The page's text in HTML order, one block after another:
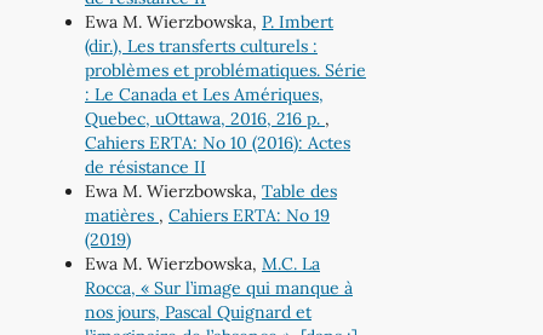
Ewa M. Wierzbowska, P. Imbert
(dir.), Les transferts culturels :
problèmes et problématiques. Série
: Le Canada et Les Amériques,
Quebec, uOttawa, 2016, 216 p. ,
Cahiers ERTA: No 10 (2016): Actes
de résistance II
Ewa M. Wierzbowska, Table des
matières , Cahiers ERTA: No 19
(2019)
Ewa M. Wierzbowska, M.C. La
Rocca, « Sur l’image qui manque à
nos jours, Pascal Quignard et